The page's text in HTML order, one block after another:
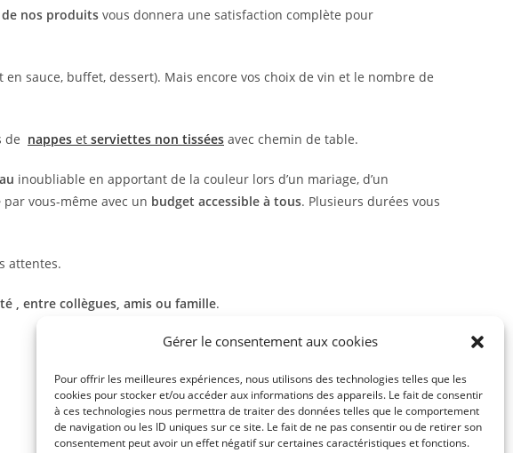
Gérer le consentement aux cookies
Pour offrir les meilleures expériences, nous utilisons des technologies telles que les
cookies pour stocker et/ou accéder aux informations des appareils. Le fait de consentir
à ces technologies nous permettra de traiter des données telles que le comportement
de navigation ou les ID uniques sur ce site. Le fait de ne pas consentir ou de retirer son
consentement peut avoir un effet négatif sur certaines caractéristiques et fonctions.
de nos produits vous donnera une satisfaction complète pour
sauce, buffet, dessert). Mais encore vos choix de vin et le nombre de
de nappes et serviettes non tissées avec chemin de table.
inoubliable en apportant de la couleur lors d’un mariage, d’un
par vous-même avec un budget accessible à tous. Plusieurs durées vous
attentes.
, entre collègues, amis ou famille.